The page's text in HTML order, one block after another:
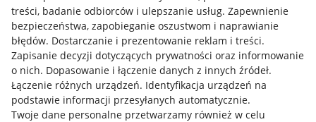
treści, badanie odbiorców i ulepszanie usług. Zapewnienie
bezpieczeństwa, zapobieganie oszustwom i naprawianie
błędów. Dostarczanie i prezentowanie reklam i treści.
Zapisanie decyzji dotyczących prywatności oraz informowanie
o nich. Dopasowanie i łączenie danych z innych źródeł.
Łączenie różnych urządzeń. Identyfikacja urządzeń na
podstawie informacji przesyłanych automatycznie.
Twoje dane personalne przetwarzamy również w celu
Mapa miejscowości
Informacje prawne
Regulamin
Polityka plików "cookies"